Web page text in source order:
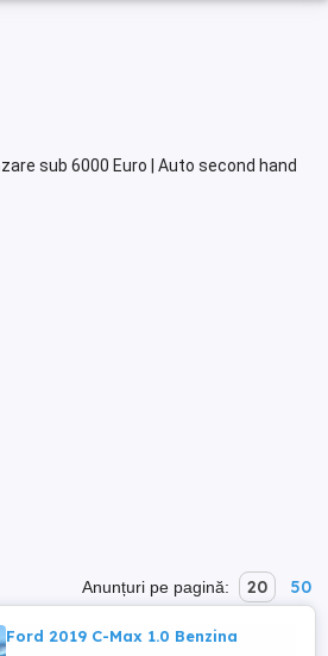
sub 6000 Euro | Auto second hand
Anunțuri pe pagină: 20 50
Ford 2019 C-Max 1.0 Benzina